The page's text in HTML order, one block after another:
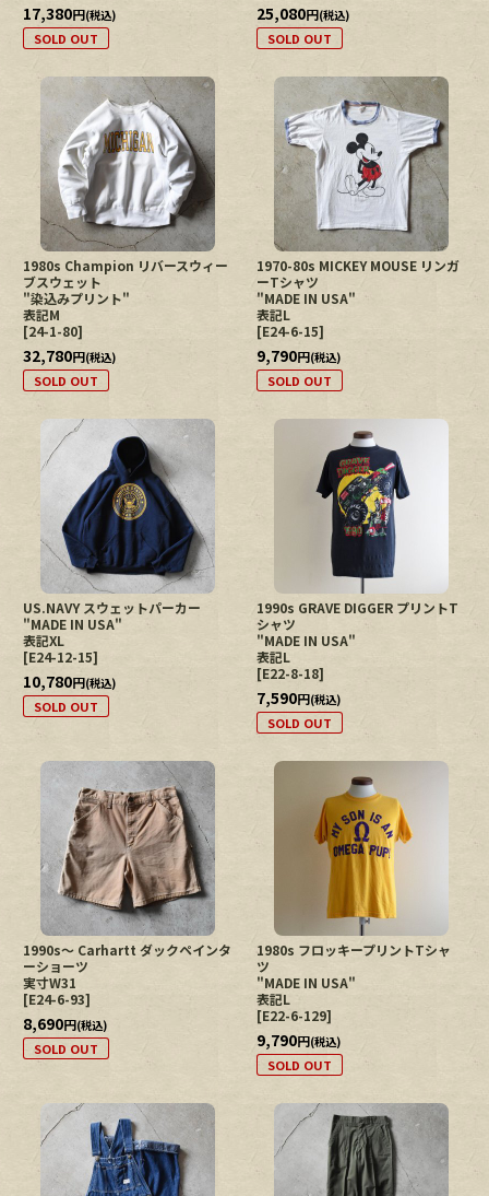
17,380円(税込)
SOLD OUT
25,080円(税込)
SOLD OUT
1980s Champion リバースウィー
ブスウェット
"染込みプリント"
表記M
[24-1-80]
32,780円(税込)
SOLD OUT
1970-80s MICKEY MOUSE リンガ
ーTシャツ
"MADE IN USA"
表記L
[E24-6-15]
9,790円(税込)
SOLD OUT
US.NAVY スウェットパーカー
"MADE IN USA"
表記XL
[E24-12-15]
10,780円(税込)
SOLD OUT
1990s GRAVE DIGGER プリントT
シャツ
"MADE IN USA"
表記L
[E22-8-18]
7,590円(税込)
SOLD OUT
1990s〜 Carhartt ダックペインタ
ーショーツ
実寸W31
[E24-6-93]
8,690円(税込)
SOLD OUT
1980s フロッキープリントTシャ
ツ
"MADE IN USA"
表記L
[E22-6-129]
9,790円(税込)
SOLD OUT